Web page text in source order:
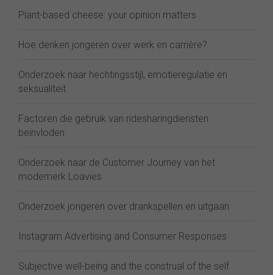
Plant-based cheese: your opinion matters
Hoe denken jongeren over werk en carrière?
Onderzoek naar hechtingsstijl, emotieregulatie en
seksualiteit
Factoren die gebruik van ridesharingdiensten
beïnvloden
Onderzoek naar de Customer Journey van het
modemerk Loavies
Onderzoek jongeren over drankspellen en uitgaan
Instagram Advertising and Consumer Responses
Subjective well-being and the construal of the self